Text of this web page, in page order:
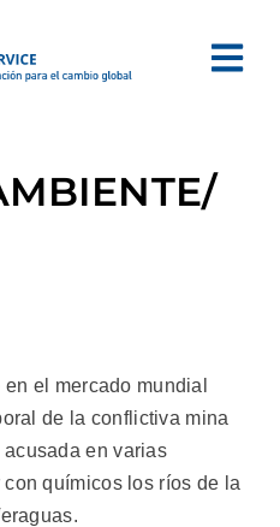
el mercado mundial
de la conflictiva mina
en varias
químicos los ríos de la